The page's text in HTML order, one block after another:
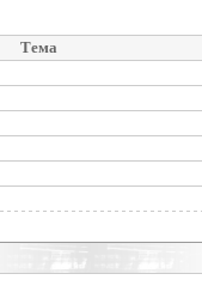
Тема